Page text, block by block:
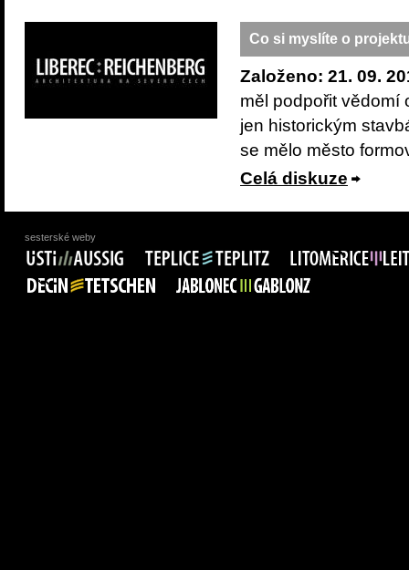
Co si myslíte o
Založeno: 21. 09.
měl podpořit vědomí
jen historickým
se mělo město
Celá diskuze
sesterské weby